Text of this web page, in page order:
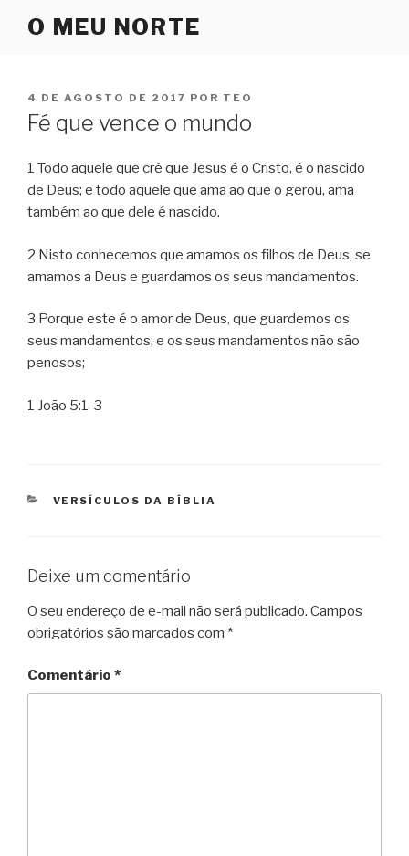
O MEU NORTE
PUBLICADO
EM
4 DE AGOSTO DE 2017 POR TEO
Fé que vence o mundo
1 Todo aquele que crê que Jesus é o Cristo, é o nascido
de Deus; e todo aquele que ama ao que o gerou, ama
também ao que dele é nascido.
2 Nisto conhecemos que amamos os filhos de Deus, se
amamos a Deus e guardamos os seus mandamentos.
3 Porque este é o amor de Deus, que guardemos os
seus mandamentos; e os seus mandamentos não são
penosos;
1 João 5:1-3
CATEGORIAS
VERSÍCULOS DA BÍBLIA
Deixe um comentário
O seu endereço de e-mail não será publicado. Campos
obrigatórios são marcados com *
Comentário *